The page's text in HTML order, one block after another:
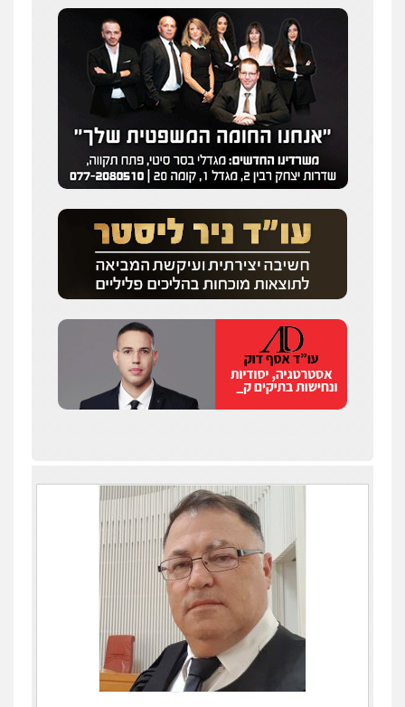
כבריאן, מזר – משרד עורכי דין
פלילי מעצרים וחקירות
0543986802
עו"ד דפנה לביא
משפחה גישור
0507206063
עו"ד בועז קניג